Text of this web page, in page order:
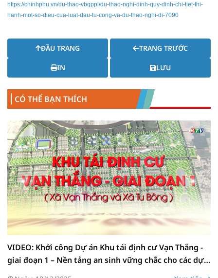
https://chinhphu.vn/du-thao-vbqppl/du-thao-nghi-dinh-quy-dinh-chi-tiet-thi-
hanh-mot-so-dieu-cua-luat-dau-tu-cong-va-du-thao-nghi-di-7090
ĐẦU TRANG TRANG TRƯỚC
IN LƯU
CÓ THỂ BẠN THÍCH
VIDEO: Khởi công Dự án Khu tái định cư Vạn Thắng -
giai đoạn 1 – Nền tảng an sinh vững chắc cho các dự